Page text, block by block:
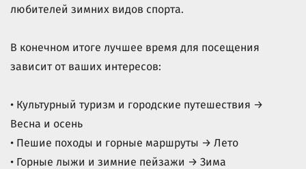
любителей зимних видов спорта.
В конечном итоге лучшее время для посещения
зависит от ваших интересов:
• Культурный туризм и городские путешествия →
Весна и осень
• Пешие походы и горные маршруты → Лето
• Горные лыжи и зимние пейзажи → Зима